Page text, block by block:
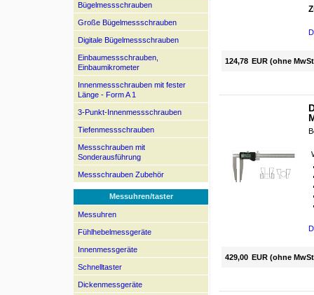
Bügelmessschrauben
Große Bügelmessschrauben
Digitale Bügelmessschrauben
Einbaumessschrauben,
Einbaumikrometer
Innenmessschrauben mit fester
Länge - Form A 1
3-Punkt-Innenmessschrauben
Tiefenmessschrauben
Messschrauben mit
Sonderausführung
Messschrauben Zubehör
Messuhren/taster
Messuhren
Fühlhebelmessgeräte
Innenmessgeräte
Schnelltaster
Dickenmessgeräte
124,78 EUR (ohne
429,00 EUR (ohne